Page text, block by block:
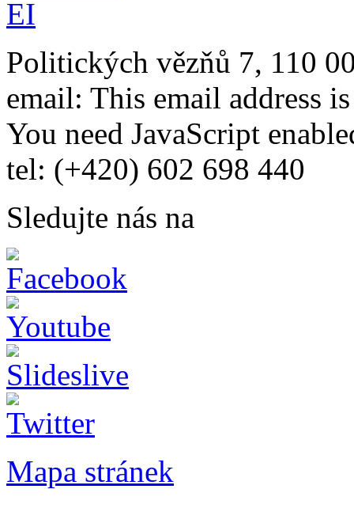
Politických vězňů 7, 110
email: This email address
You need JavaScript
tel: (+420) 602 698 440
Sledujte nás na
Mapa stránek